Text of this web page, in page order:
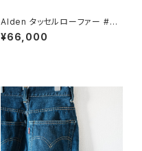
Alden タッセルローファー #66
0 10C
¥66,000